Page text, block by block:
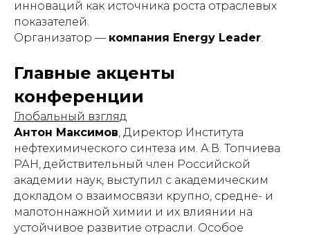
инноваций как источника роста отраслевых
показателей.
Организатор — компания Energy Leader
Главные акценты
конференции
Глобальный взгляд
Антон Максимов , Директор Института
нефтехимического синтеза им. А.В. Топчиева
РАН, действительный член Российской
академии наук, выступил с академическим
докладом о взаимосвязи крупно, средне- и
малотоннажной химии и их влиянии на
устойчивое развитие отрасли. Особое